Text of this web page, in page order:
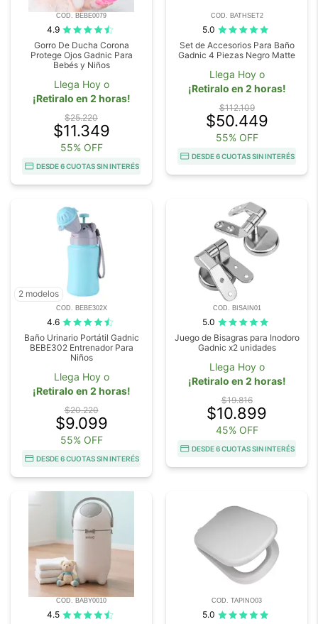
COD. BEBE0079
4.9
Gorro De Ducha Corona
Protege Ojos Gadnic Para
Bebés y Niños
Llega Hoy o
¡Retiralo en 2 horas!
$25.220
$11.349
55% OFF
DESDE 6 CUOTAS SIN INTERÉS
COD. BATHSET2
5.0
Set de Accesorios Para Baño
Gadnic 4 Piezas Negro Matte
Llega Hoy o
¡Retiralo en 2 horas!
$112.109
$50.449
55% OFF
DESDE 6 CUOTAS SIN INTERÉS
2 modelos
COD. BEBE302X
4.6
Baño Urinario Portátil Gadnic
BEBE302 Entrenador Para
Niños
Llega Hoy o
¡Retiralo en 2 horas!
$20.220
$9.099
55% OFF
DESDE 6 CUOTAS SIN INTERÉS
COD. BISAIN01
5.0
Juego de Bisagras para Inodoro
Gadnic x2 unidades
Llega Hoy o
¡Retiralo en 2 horas!
$19.816
$10.899
45% OFF
DESDE 6 CUOTAS SIN INTERÉS
COD. BABY0010
4.5
COD. TAPINO03
5.0